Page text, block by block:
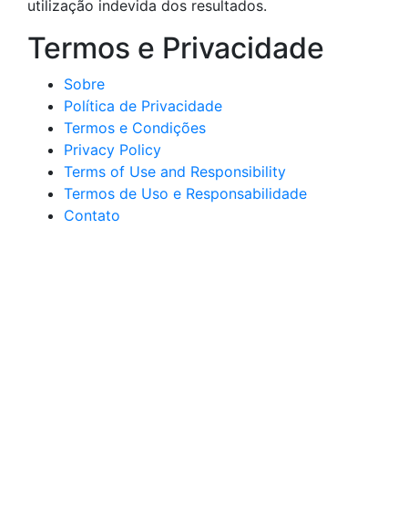
utilização indevida dos resultados.
Termos e Privacidade
Sobre
Política de Privacidade
Termos e Condições
Privacy Policy
Terms of Use and Responsibility
Termos de Uso e Responsabilidade
Contato